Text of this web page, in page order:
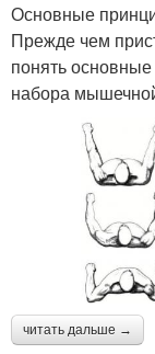
Основные
Прежде чем
понять
набора
читать дальше →